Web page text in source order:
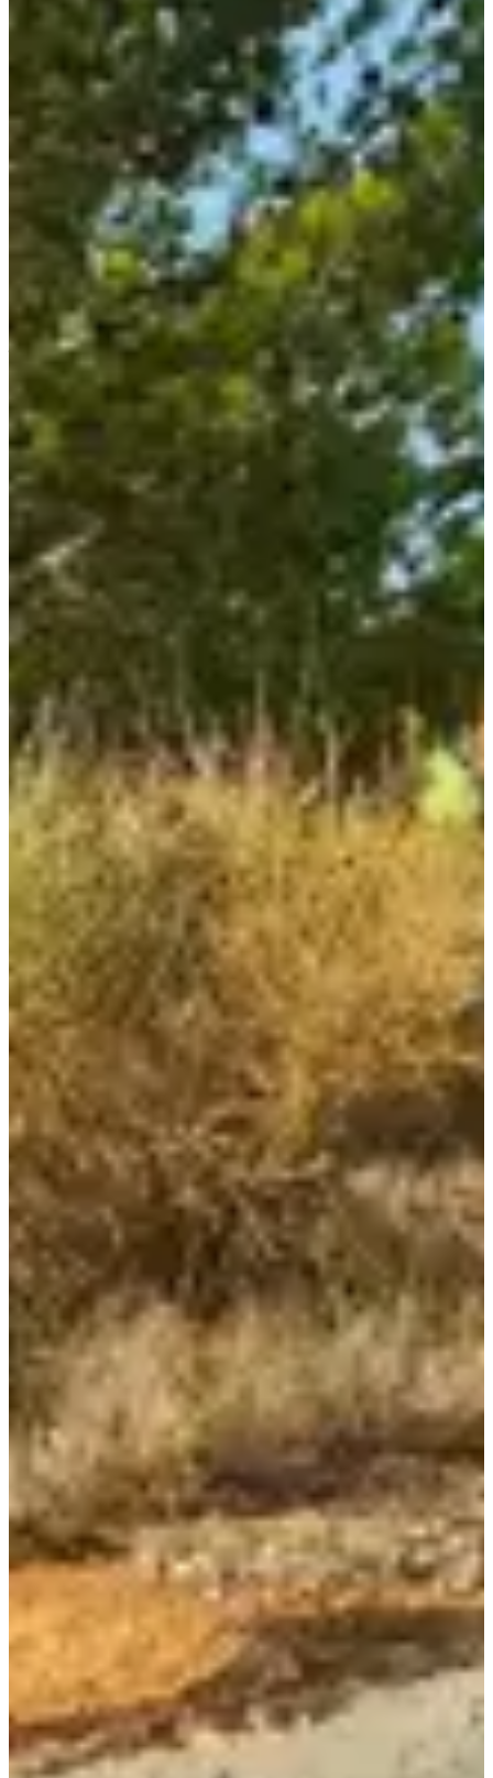
Además de estas diferentes carreras, el evento también ofrece
actividades complementarias para que tu experiencia sea aún más
memorable. No olvides consultar las instrucciones para los
participantes y el material obligatorio antes de registrarte.
Y si tienes tiempo, no dejes de visitar el faro de Leucate, un punto
de interés local que ofrece impresionantes vistas del mar
Mediterráneo. Entonces, ¿estás listo para aceptar el desafío y unirte a
la aventura de Boucles de Cezelly? ¡Esperamos verte!
Carreras
Todo Marche
julio de 2027
Fecha por confirmar
Trail 10 km
10
+200
m
Trail de descubrimiento
Fechas de inscripción
Aún sin comunicar
Más información
Más información
Fecha por confirmar
Marche nordique 10 km
10
19:05
Caminar
Senderismo